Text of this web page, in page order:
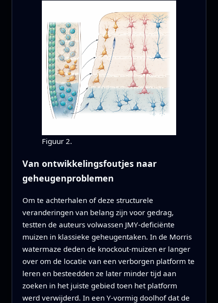
Figuur 2.
Van ontwikkelingsfoutjes naar
geheugenproblemen
Om te achterhalen of deze structurele
veranderingen van belang zijn voor gedrag,
testten de auteurs volwassen JMY-deficiënte
muizen in klassieke geheugentaken. In de Morris
watermaze deden de knockout-muizen er langer
over om de locatie van een verborgen platform te
leren en besteedden ze later minder tijd aan
zoeken in het juiste gebied toen het platform
werd verwijderd. In een Y-vormig doolhof dat de